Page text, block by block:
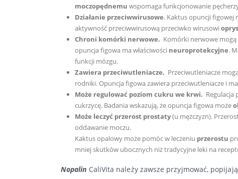
moczopędnemu wspomaga funkcjonowanie
Działanie przeciwwirusowe. Kaktus opuncji figowej
aktywność przeciwwirusową przeciwko wirusowi
Chroni komórki nerwowe. Komórki nerwowe mogą
opuncja figowa ma właściwości neuroprotekcyjne.
funkcji mózgu.
Zawiera przeciwutleniacze. Przeciwutleniacze
rodniki. Opuncja figowa zawiera przeciwutleniacze i
Może regulować poziom cukru we krwi. Regulacja
cukrzycę. Badania wskazują, że opuncja figowa może
Może leczyć przerost prostaty(u mężczyzn).
oddawanie moczu.
Kaktus opalowy może pomóc w leczeniu przerostu
mniej skutków ubocznych niż tradycyjne leki na
Nopalin CaliVita należy zawsze przyjmować,